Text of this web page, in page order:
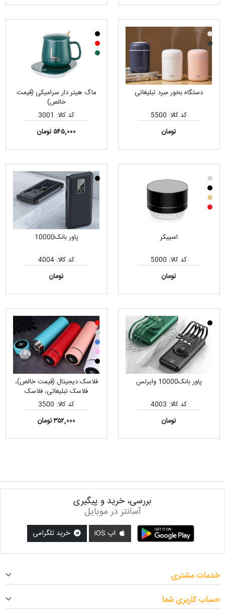
دستگاه بخور سرد تبلیغاتی
کد کالا: 5500
تومان
ماگ هیتر دار سرامیکی (قیمت
خالص)
کد کالا: 3001
۵۴۵,۰۰۰ تومان
اسپیکر
کد کالا: 5000
تومان
پاور بانک10000
کد کالا: 4004
تومان
پاور بانک10000 وایرلس
کد کالا: 4003
تومان
فلاسک دیجیتال (قیمت خالص)،
فلاسک تبلیغاتی، فلاسک
هوشمند، فلاسک درجه دار
کد کالا: 3500
۳۵۲,۰۰۰ تومان
بررسی، خرید و پیگیری
آسانتر در موبایل
اپ iOS خرید تلگرامی
خدمات مشتری
حساب کاربری شما